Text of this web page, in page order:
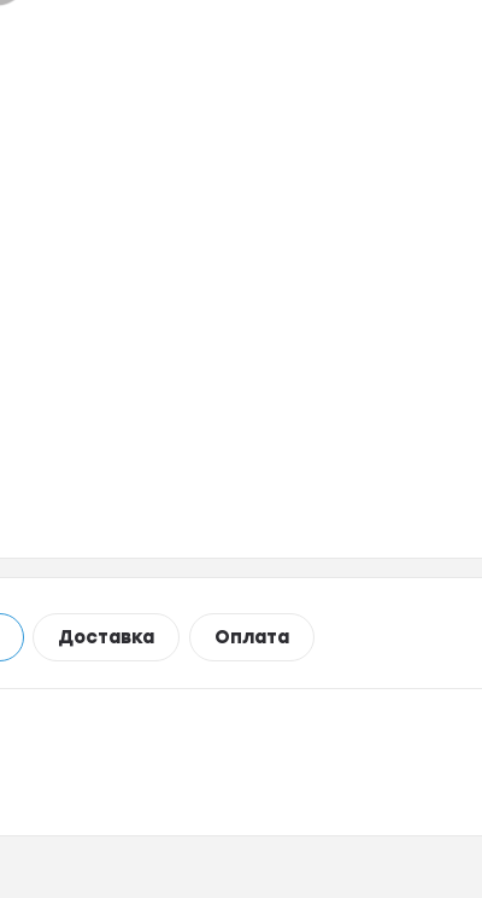
Доставка Оплата